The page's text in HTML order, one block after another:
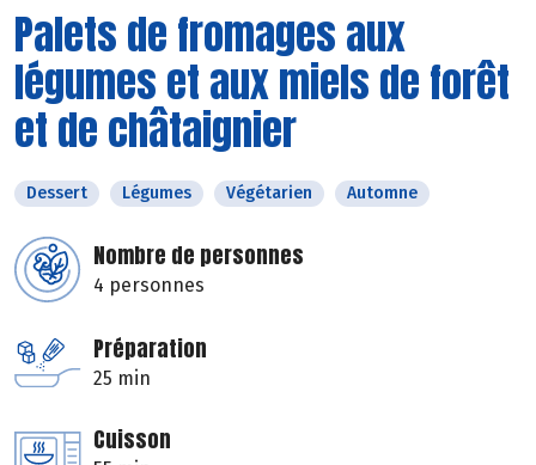
Palets de fromages aux
légumes et aux miels de forêt
et de châtaignier
Dessert Légumes Végétarien Automne
Nombre de personnes
4 personnes
Préparation
25 min
Cuisson